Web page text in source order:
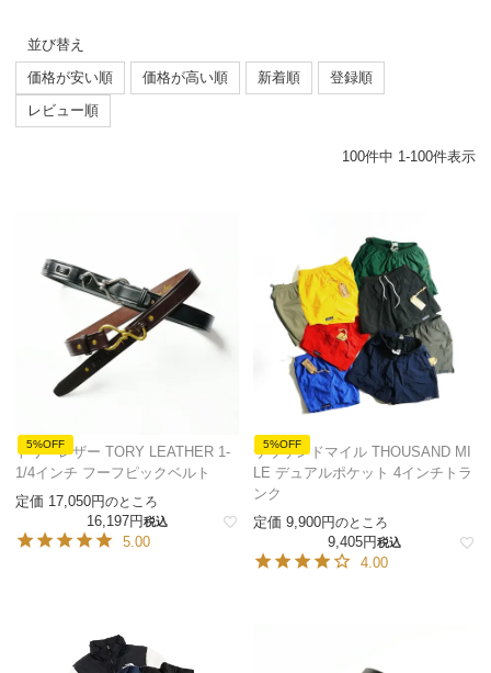
並び替え
価格が安い順
価格が高い順 新着順
登録順
レビュー順
100件中 1-100件表示
5%OFF
トリーレザー TORY LEATHER 1-
1/4インチ フーフピックベルト
定価 17,050 のところ
16,197 税込
5.00
5%OFF
サウザンドマイル THOUSAND MI
LE デュアルポケット 4インチトラ
ンク
定価 9,900 のところ
9,405 税込
4.00